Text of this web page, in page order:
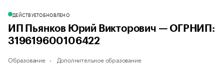
ДЕЙСТВУЕТОБНОВЛЕНО
ИП Пьянков Юрий Викторович — ОГРНИП:
319619600106422
Образование Дополнительное образование